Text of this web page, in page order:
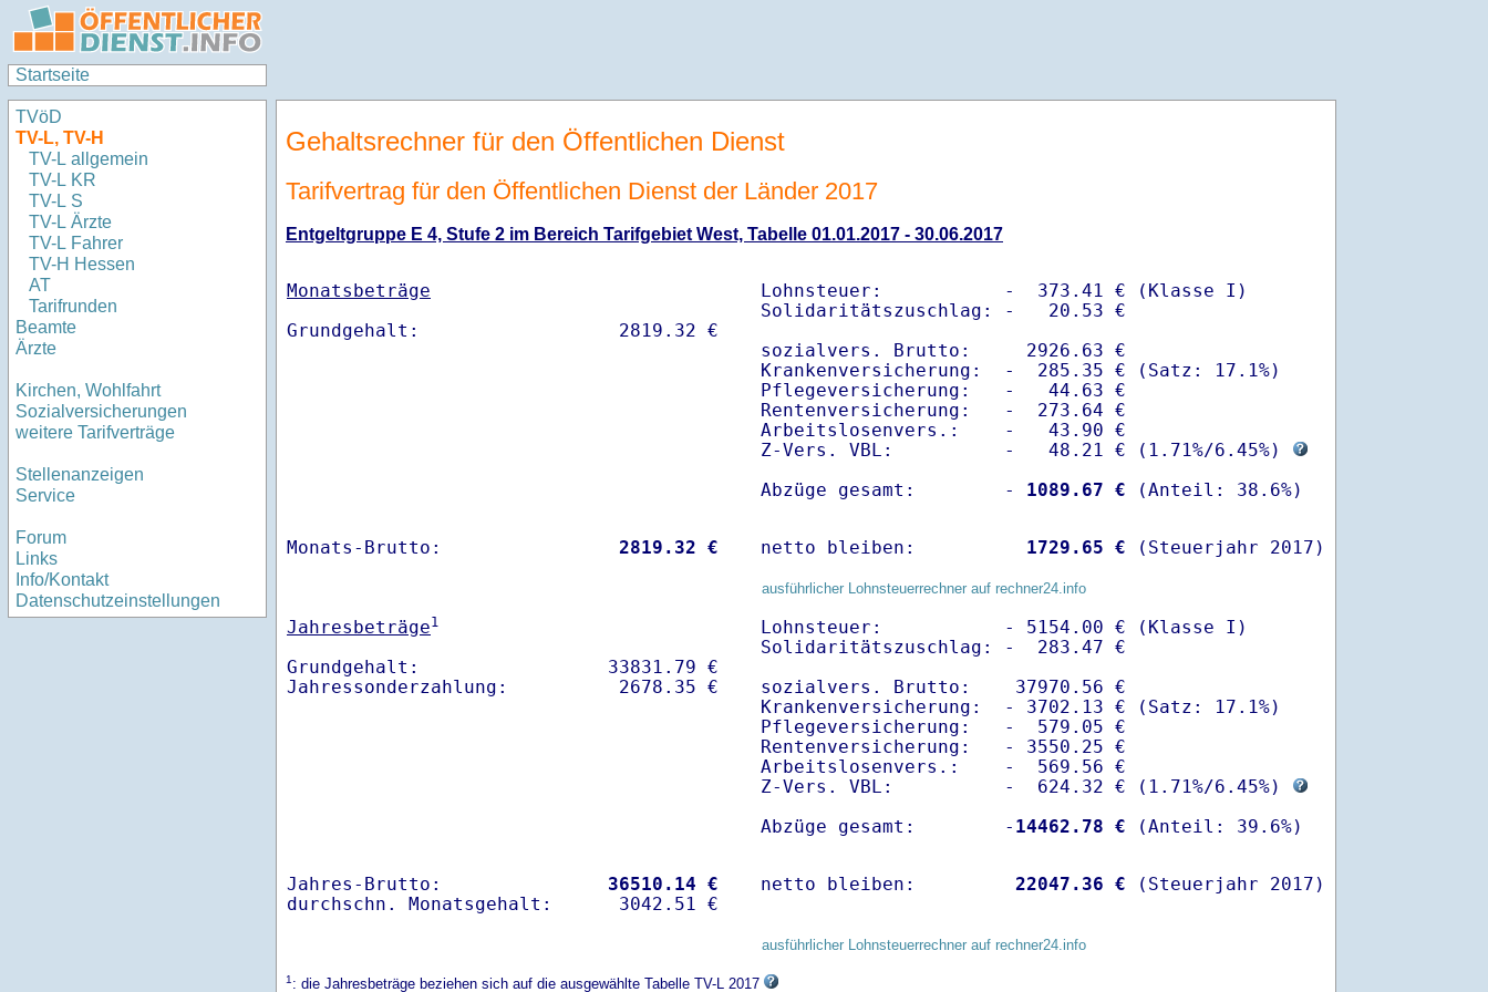
Startseite
TVöD
TV-L, TV-H
TV-L allgemein
TV-L KR
TV-L S
TV-L Ärzte
TV-L Fahrer
TV-H Hessen
AT
Tarifrunden
Beamte
Ärzte
Kirchen, Wohlfahrt
Sozialversicherungen
weitere Tarifverträge
Stellenanzeigen
Service
Forum
Links
Info/Kontakt
Datenschutzeinstellungen
Gehaltsrechner für den Öffentlichen Dienst
Tarifvertrag für den Öffentlichen Dienst der Länder 2017
Entgeltgruppe E 4, Stufe 2 im Bereich Tarifgebiet West, Tabelle 01.01.2017 - 30.06.2017
Monatsbeträge
Lohnsteuer:           -  373.41 € (Klasse I)
Solidaritätszuschlag: -   20.53 €
sozialvers. Brutto:     2926.63 €
Krankenversicherung:  -  285.35 € (Satz: 17.1%)
Pflegeversicherung:   -   44.63 €
Rentenversicherung:   -  273.64 €
Arbeitslosenvers.:    -   43.90 €
Z-Vers. VBL:          -   48.21 € ( 1.71%/6.45%)
Abzüge gesamt:        -
1089.67 €
Monats-Brutto: 2819.32 € netto bleiben: 1729.65 € (Steuerjahr 2017)
ausführlicher Lohnsteuerrechner auf rechner24.info
Jahresbeträge1
Grundgehalt:                 33831.79 €
Lohnsteuer:           - 5154.00 € (Klasse I)
Solidaritätszuschlag: -  283.47 €
sozialvers. Brutto:    37970.56 €
Krankenversicherung:  - 3702.13 € (Satz: 17.1%)
Pflegeversicherung:   -  579.05 €
Rentenversicherung:   - 3550.25 €
Arbeitslosenvers.:    -  569.56 €
Z-Vers. VBL:          -  624.32 € ( 1.71%/6.45%)
Abzüge gesamt:        - 14462.78 €
Jahres-Brutto: 36510.14 €
netto bleiben: 22047.36 € (Steuerjahr 2017)
ausführlicher Lohnsteuerrechner auf rechner24.info
1: die Jahresbeträge beziehen sich auf die ausgewählte Tabelle TV-L 2017